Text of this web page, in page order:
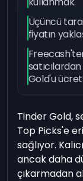
Üçüncü
fiyatın
Gold'u
Tinder Gold,
Top Picks'e
sağlıyor.
ancak daha
çıkarmadan